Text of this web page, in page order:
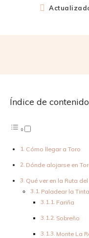
Índice de
Cómo llegar a Toro
Dónde alojarse en
Qué ver en la Ruta
Paladear la
Fariña
Sobreño
Monte La